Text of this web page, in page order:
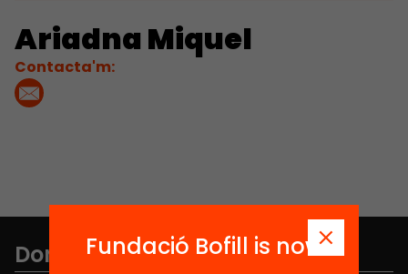
Ariadna Miquel
Contacta'm:
Don't miss anything.
Fundació Bofill is now